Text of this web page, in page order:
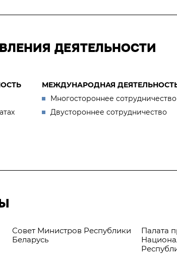
ДЕЯТЕЛЬНОСТИ
МЕЖДУНАРОДНАЯ
Многостороннее сотрудничество
Двустороннее сотрудничество
Совет Министров Республики
Беларусь
Палата